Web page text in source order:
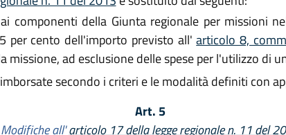
componenti della Giunta regionale per missioni
per cento dell'importo previsto all'articolo 8,
missione, ad esclusione delle spese per l'utilizzo di
secondo i criteri e le modalità definiti con
Art. 5
Modifiche all'articolo 17 della legge regionale n. 11 del